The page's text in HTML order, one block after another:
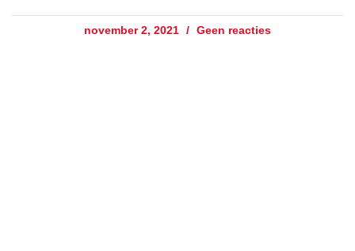
november 2, 2021 Geen reacties